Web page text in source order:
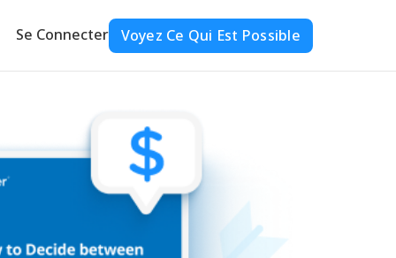
Se Connecter Voyez Ce Qui Est Possible